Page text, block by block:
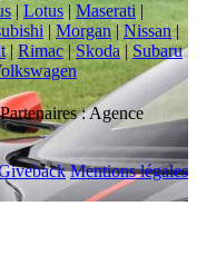
| Lotus| Maserati |
| Morgan|Nissan|
| Rimac|Skoda | Subaru
: Agence
Mentions légales